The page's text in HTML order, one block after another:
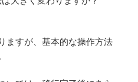
ますが、基本的な操作方法